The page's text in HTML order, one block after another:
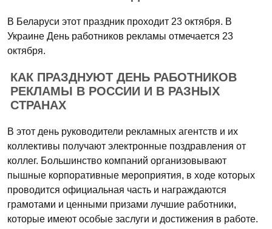
В Беларуси этот праздник проходит 23 октября. В
Украине День работников рекламы отмечается 23
октября.
КАК ПРАЗДНУЮТ ДЕНЬ РАБОТНИКОВ
РЕКЛАМЫ В РОССИИ И В РАЗНЫХ
СТРАНАХ
В этот день руководители рекламных агентств и их
коллективы получают электронные поздравления от
коллег. Большинство компаний организовывают
пышные корпоративные мероприятия, в ходе которых
проводится официальная часть и награждаются
грамотами и ценными призами лучшие работники,
которые имеют особые заслуги и достижения в работе.